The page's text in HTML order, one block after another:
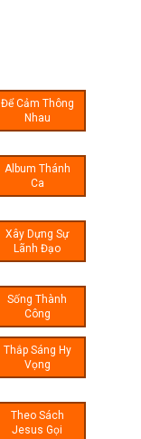
Để Cảm Thông
Nhau
Album Thánh
Ca
Xây Dựng Sự
Lãnh Đạo
Sống Thành
Công
Thắp Sáng Hy
Vọng
Theo Sách
Jesus Gọi